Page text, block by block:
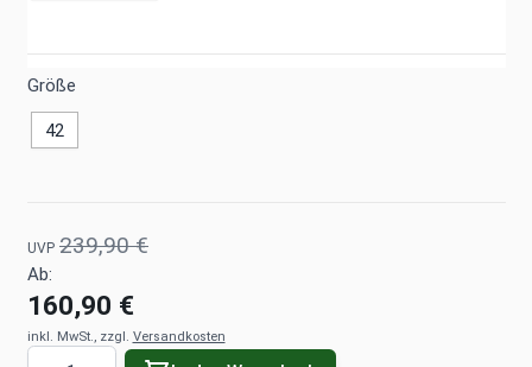
Größe
42
UVP 239,90 €
Ab:
160,90 €
inkl. MwSt., zzgl. Versandkosten